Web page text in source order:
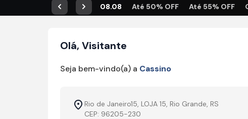
AnteriorPróximo
08.08 Até 50% OFF Até 55% OFF
Olá, Visitante
Seja bem-vindo(a) a Cassino
Rio de Janeiro15, LOJA 15, Rio Grande, RS
CEP: 96205-230